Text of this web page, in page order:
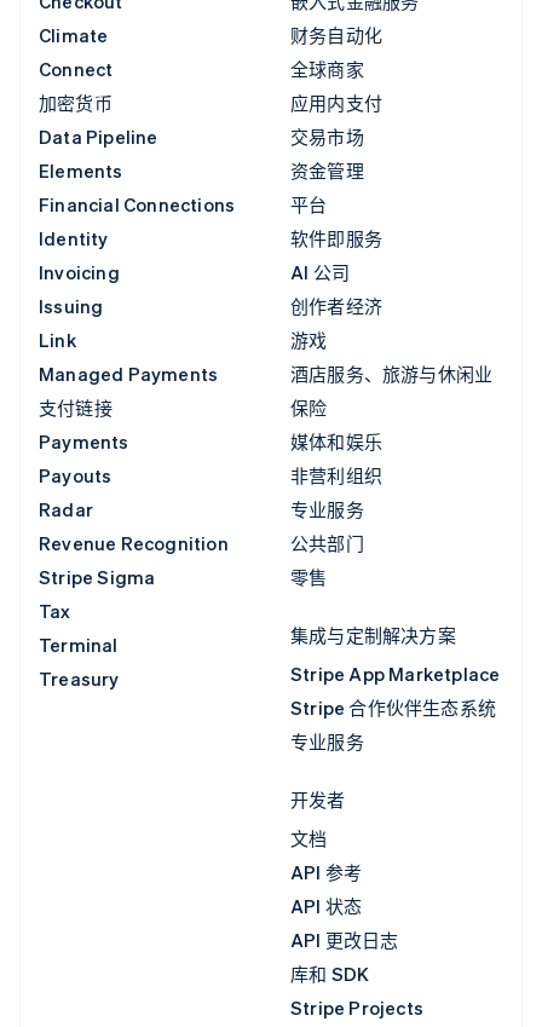
Climate
Connect
加密货币
Data Pipeline
Elements
Financial Connections
Identity
Invoicing
Issuing
Link
Managed Payments
支付链接
Payments
Payouts
Radar
Revenue Recognition
Stripe Sigma
Tax
Terminal
Treasury
财务自动化
全球商家
应用内支付
交易市场
资金管理
平台
软件即服务
AI 公司
创作者经济
游戏
酒店服务、旅游与休闲业
保险
媒体和娱乐
非营利组织
专业服务
公共部门
零售
集成与定制解决方案
Stripe App Marketplace
Stripe 合作伙伴生态系统
专业服务
开发者
文档
API 参考
API 状态
API 更改日志
库和 SDK
Stripe Projects